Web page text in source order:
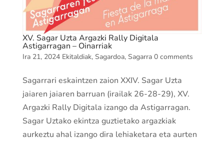
XV. Sagar Uzta Argazki Rally Digitala
Astigarragan – Oinarriak
Ira 21, 2024 Ekitaldiak, Sagardoa, Sagarra 0 comments
Sagarrari eskaintzen zaion XXIV. Sagar Uzta
jaiaren jaiaren barruan (irailak 26-28-29), XV.
Argazki Rally Digitala izango da Astigarragan.
Sagar Uztako ekintza guztietako argazkiak
aurkeztu ahal izango dira lehiaketara eta aurten